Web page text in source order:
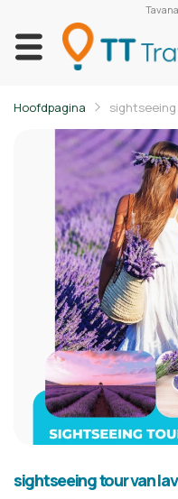
Hoofdpagina
sightseeing tour van